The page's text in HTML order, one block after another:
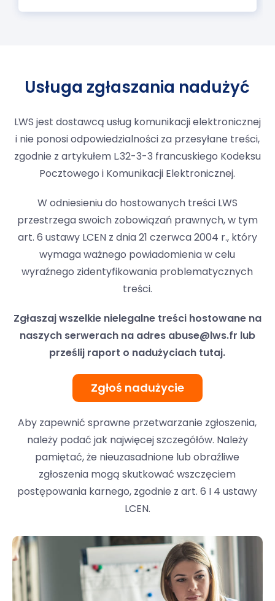
Usługa zgłaszania nadużyć
LWS jest dostawcą usług komunikacji elektronicznej
i nie ponosi odpowiedzialności za przesyłane treści,
zgodnie z artykułem L.32-3-3 francuskiego Kodeksu
Pocztowego i Komunikacji Elektronicznej.
W odniesieniu do hostowanych treści LWS
przestrzega swoich zobowiązań prawnych, w tym
art. 6 ustawy LCEN z dnia 21 czerwca 2004 r., który
wymaga ważnego powiadomienia w celu
wyraźnego zidentyfikowania problematycznych
treści.
Zgłaszaj wszelkie nielegalne treści hostowane na
naszych serwerach na adres abuse@lws.fr lub
prześlij raport o nadużyciach tutaj.
Zgłoś nadużycie
Aby zapewnić sprawne przetwarzanie zgłoszenia,
należy podać jak najwięcej szczegółów. Należy
pamiętać, że nieuzasadnione lub obraźliwe
zgłoszenia mogą skutkować wszczęciem
postępowania karnego, zgodnie z art. 6 I 4 ustawy
LCEN.